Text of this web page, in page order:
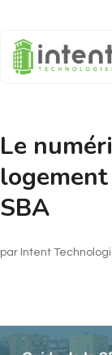
Le
SBA
par Intent